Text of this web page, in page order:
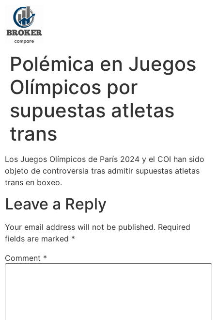
Polémica en Juegos
Olímpicos por
supuestas atletas
trans
Los Juegos Olímpicos de París 2024 y el COI han sido
objeto de controversia tras admitir supuestas atletas
trans en boxeo.
Leave a Reply
Your email address will not be published. Required
fields are marked *
Comment *